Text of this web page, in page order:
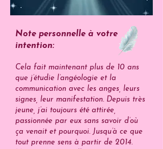
Note personnelle à votre
intention:
Cela fait maintenant plus de 10 ans
que j’étudie l’angéologie et la
communication avec les anges, leurs
signes, leur manifestation. Depuis très
jeune, j’ai toujours été attirée,
passionnée par eux sans savoir d’où
ça venait et pourquoi. Jusqu’à ce que
tout prenne sens à partir de 2014.